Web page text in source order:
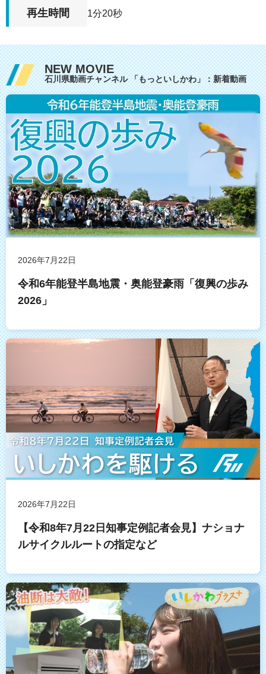
再生時間 1分20秒
NEW MOVIE
石川県動画チャンネル 「もっといしかわ」：新着動画
2026年7月22日
令和6年能登半島地震・奥能登豪雨「復興の歩み
2026」
2026年7月22日
【令和8年7月22日知事定例記者会見】ナショナ
ルサイクルルートの指定など